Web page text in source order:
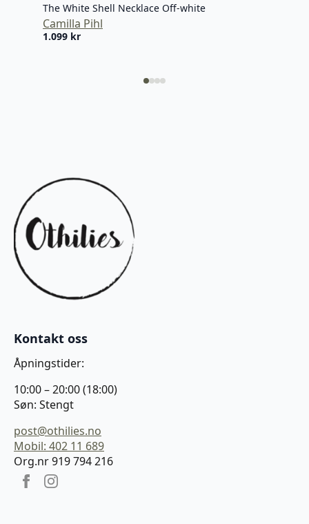
The White Shell Necklace Off-white
Camilla Pihl
1.099 kr
Kontakt oss
Åpningstider:
10:00 – 20:00 (18:00)
Søn: Stengt
post@othilies.no
Mobil: 402 11 689
Org.nr 919 794 216